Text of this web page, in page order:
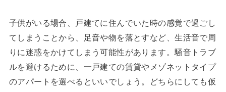
子供がいる場合、戸建てに住んでいた時の感覚で過ごし
てしまうことから、足音や物を落とすなど、生活音で周
りに迷惑をかけてしまう可能性があります。騒音トラブ
ルを避けるために、一戸建ての賃貸やメゾネットタイプ
のアパートを選べるといいでしょう。どちらにしても仮